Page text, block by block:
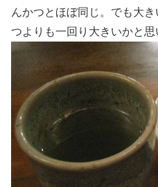
んかつとほぼ同じ。でも大
つよりも一回り大きいかと思